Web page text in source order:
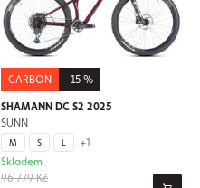
CARBON -15 %
SHAMANN DC S2 2025
SUNN
M S L +1
96 779 Kč
Skladem